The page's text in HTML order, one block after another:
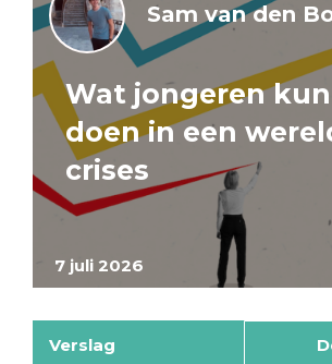
7 juli 2026
Sam van den
Wat jongeren
doen in een
crises
Verslag